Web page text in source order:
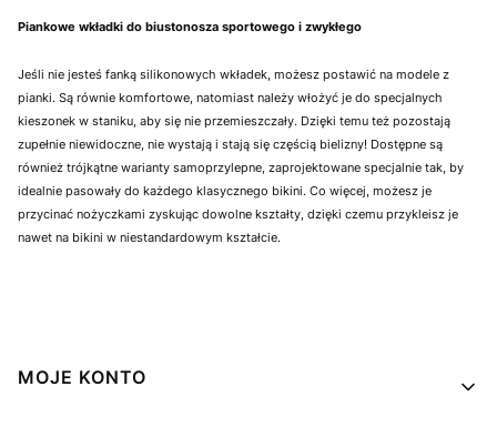
Piankowe wkładki do biustonosza sportowego i zwykłego
Jeśli nie jesteś fanką silikonowych wkładek, możesz postawić na modele z
pianki. Są równie komfortowe, natomiast należy włożyć je do specjalnych
kieszonek w staniku, aby się nie przemieszczały. Dzięki temu też pozostają
zupełnie niewidoczne, nie wystają i stają się częścią bielizny! Dostępne są
również trójkątne warianty samoprzylepne, zaprojektowane specjalnie tak, by
idealnie pasowały do każdego klasycznego bikini. Co więcej, możesz je
przycinać nożyczkami zyskując dowolne kształty, dzięki czemu przykleisz je
nawet na bikini w niestandardowym kształcie.
Linki w stopce
MOJE KONTO